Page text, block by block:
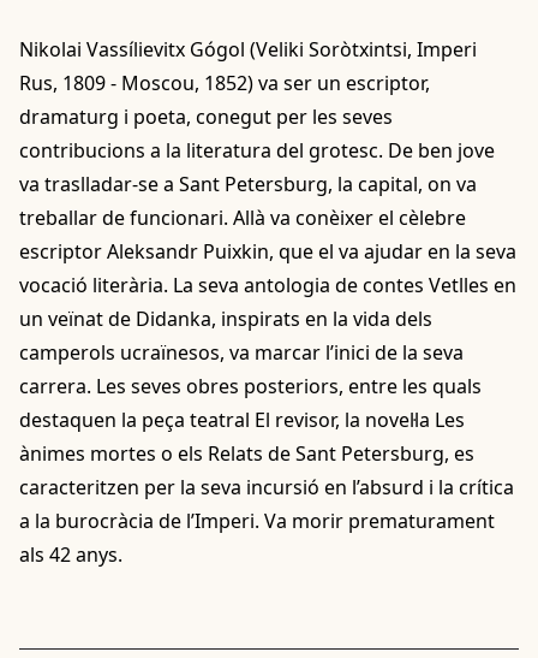
Nikolai Vassílievitx Gógol (Veliki Soròtxintsi, Imperi
Rus, 1809 - Moscou, 1852) va ser un escriptor,
dramaturg i poeta, conegut per les seves
contribucions a la literatura del grotesc. De ben jove
va traslladar-se a Sant Petersburg, la capital, on va
treballar de funcionari. Allà va conèixer el cèlebre
escriptor Aleksandr Puixkin, que el va ajudar en la seva
vocació literària. La seva antologia de contes Vetlles en
un veïnat de Didanka, inspirats en la vida dels
camperols ucraïnesos, va marcar l’inici de la seva
carrera. Les seves obres posteriors, entre les quals
destaquen la peça teatral El revisor, la novel·la Les
ànimes mortes o els Relats de Sant Petersburg, es
caracteritzen per la seva incursió en l’absurd i la crítica
a la burocràcia de l’Imperi. Va morir prematurament
als 42 anys.